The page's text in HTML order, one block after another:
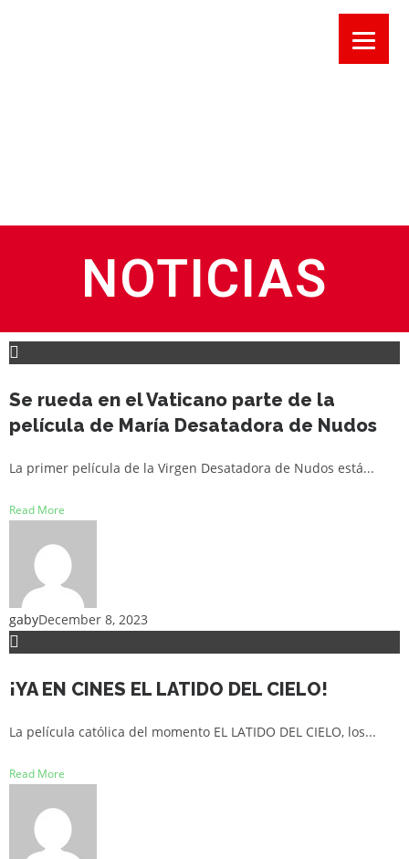
NOTICIAS
Se rueda en el Vaticano parte de la
película de María Desatadora de Nudos
La primer película de la Virgen Desatadora de Nudos está...
Read More
gabyDecember 8, 2023
¡YA EN CINES EL LATIDO DEL CIELO!
La película católica del momento EL LATIDO DEL CIELO, los...
Read More